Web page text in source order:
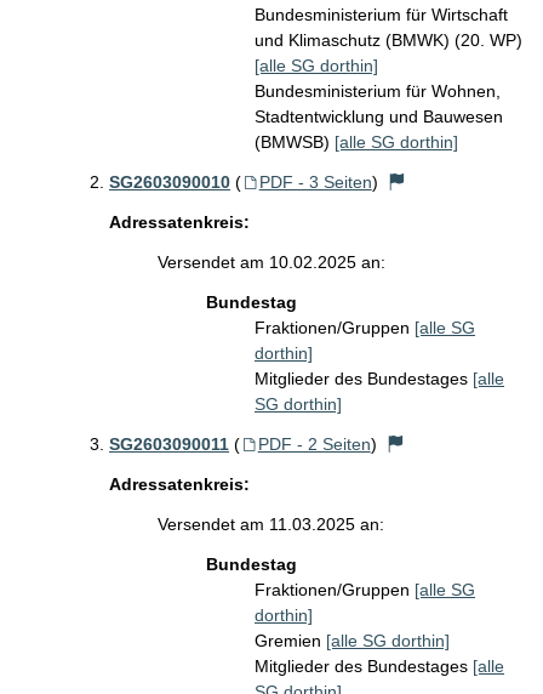
Bundesministerium für Wirtschaft
und Klimaschutz (BMWK) (20. WP)
[alle SG dorthin]
Bundesministerium für Wohnen,
Stadtentwicklung und Bauwesen
(BMWSB) [alle SG dorthin]
SG2603090010 ( PDF - 3 Seiten)
Adressatenkreis:
Versendet am 10.02.2025 an:
Bundestag
Fraktionen/Gruppen [alle SG
dorthin]
Mitglieder des Bundestages [alle
SG dorthin]
SG2603090011 ( PDF - 2 Seiten)
Adressatenkreis:
Versendet am 11.03.2025 an:
Bundestag
Fraktionen/Gruppen [alle SG
dorthin]
Gremien [alle SG dorthin]
Mitglieder des Bundestages [alle